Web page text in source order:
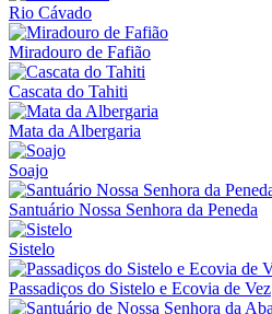
Rio Cávado
Miradouro de Fafião
Cascata do Tahiti
Mata da Albergaria
Soajo
Santuário Nossa Senhora da Peneda
Sistelo
Passadiços do Sistelo e Ecovia de Vez